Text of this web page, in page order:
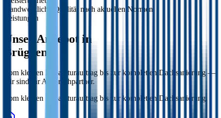
Handwerkliche Qualität nach aktuellen Normen.
Leistungen
Unser Angebot in
Brüggen
Vom kleinen Reparaturauftrag bis zur kompletten Dachsanierung —
wir sind Ihr Ansprechpartner.
Vom kleinen Reparaturauftrag bis zur kompletten Dachsanierung.